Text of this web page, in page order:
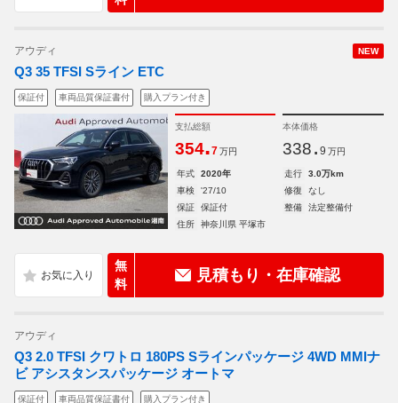
NEW
アウディ
Q3 35 TFSI Sライン ETC
保証付 車両品質保証書付 購入プラン付き
支払総額
354.7 万円
本体価格
338. 9 万円
年式 2020年 走行
3.0万km
車検
'27/10 修復
なし
保証
保証付 整備
法定整備付
住所
神奈川県 平塚市
無
料
見積もり・在庫確認
アウディ
Q3 2.0 TFSI クワトロ 180PS Sラインパッケージ 4WD MMIナ
ビ アシスタンスパッケージ オートマ
保証付 車両品質保証書付 購入プラン付き